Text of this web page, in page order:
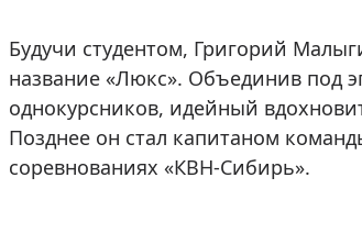
Будучи студентом, Григорий
название «Люкс». Объединив под
однокурсников, идейный
Позднее он стал капитаном
соревнованиях «КВН-Сибирь».